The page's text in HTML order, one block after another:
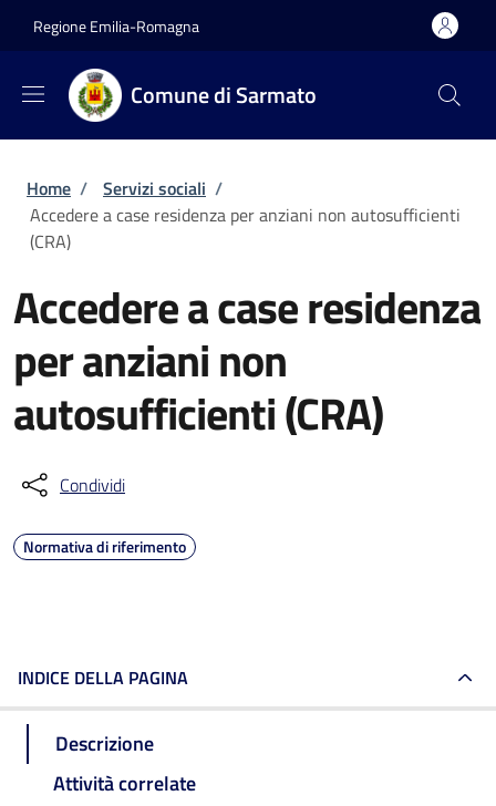
Regione Emilia-Romagna
Comune di Sarmato
Briciole di pane
Home / Servizi sociali /
Accedere a case residenza per anziani non autosufficienti
(CRA)
Accedere a case residenza
per anziani non
autosufficienti (CRA)
Condividi
Normativa di riferimento
INDICE DELLA PAGINA
Descrizione
Attività correlate